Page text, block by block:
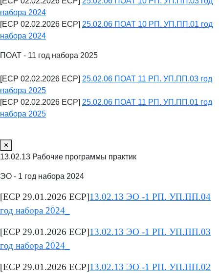
набора 2024
[ECP 02.02.2026 ECP] 25.02.06 ПОАТ 10 РП. УП.ПП.01 год
набора 2024
ПОАТ - 11 год набора 2025
[ECP 02.02.2026 ECP] 25.02.06 ПОАТ 11 РП. УП.ПП.03 год
набора 2025
[ECP 02.02.2026 ECP] 25.02.06 ПОАТ 11 РП. УП.ПП.01 год
набора 2025
×
13.02.13 Рабочие программы практик
ЭО - 1 год набора 2024
[ECP 29.01.2026 ECP]13.02.13 ЭО -1 РП. УП.ПП.04
год набора 2024_
[ECP 29.01.2026 ECP]13.02.13 ЭО -1 РП. УП.ПП.03
год набора 2024_
[ECP 29.01.2026 ECP]13.02.13 ЭО -1 РП. УП.ПП.02